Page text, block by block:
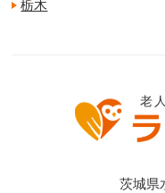
栃木
茨城県